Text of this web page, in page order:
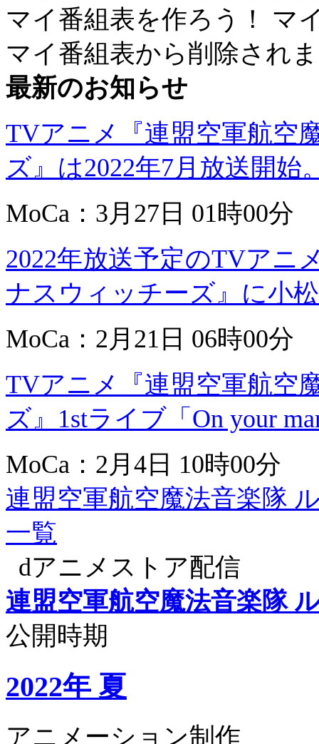
マイ番組表を作ろう！
マ
マイ番組表から削除され
最新のお知らせ
TVアニメ『連盟空軍航空
ズ』は2022年7月放送開始
MoCa：3月27日 01時00分
2022年放送予定のTVアニ
ナスウィッチーズ』に小
MoCa：2月21日 06時00分
TVアニメ『連盟空軍航空
ズ』1stライブ「On your
MoCa：2月4日 10時00分
連盟空軍航空魔法音楽隊
一覧
dアニメストア配信
連盟空軍航空魔法音楽隊
公開時期
2022年 夏
アニメーション制作